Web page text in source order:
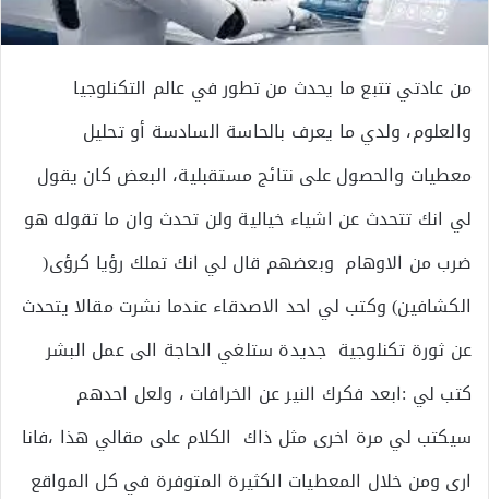
من عادتي تتبع ما يحدث من تطور في عالم التكنلوجيا
والعلوم، ولدي ما يعرف بالحاسة السادسة أو تحليل
معطيات والحصول على نتائج مستقبلية، البعض كان يقول
لي انك تتحدث عن اشياء خيالية ولن تحدث وان ما تقوله هو
ضرب من الاوهام وبعضهم قال لي انك تملك رؤيا كرؤى(
الكشافين) وكتب لي احد الاصدقاء عندما نشرت مقالا يتحدث
عن ثورة تكنلوجية جديدة ستلغي الحاجة الى عمل البشر
كتب لي :ابعد فكرك النير عن الخرافات ، ولعل احدهم
سيكتب لي مرة اخرى مثل ذاك الكلام على مقالي هذا ،فانا
ارى ومن خلال المعطيات الكثيرة المتوفرة في كل المواقع